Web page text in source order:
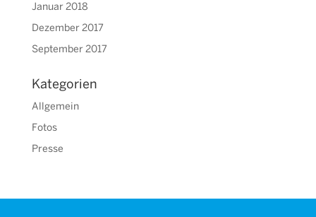
Januar 2018
Dezember 2017
September 2017
Kategorien
Allgemein
Fotos
Presse